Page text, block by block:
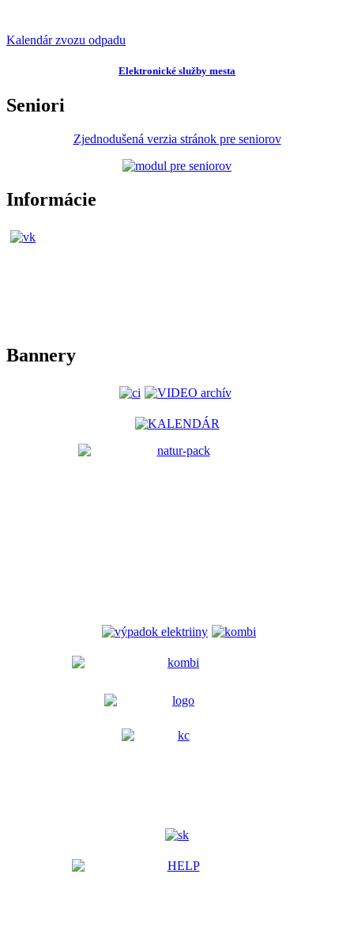
Kalendár zvozu odpadu
Elektronické služby mesta
Seniori
Zjednodušená verzia stránok pre seniorov
Informácie
Bannery